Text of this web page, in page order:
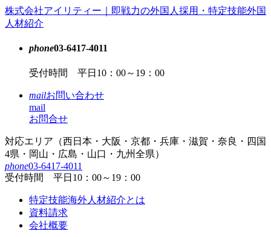
コ
ン
ッ
プ
株式会社アイリティー｜即戦力の外国人採用・特定技能外国
人材紹介
phone03-6417-4011
受付時間 平日10：00～19：00
mailお問い合わせ
mail
お問合せ
対応エリア（西日本・大阪・京都・兵庫・滋賀・奈良・四国
4県・岡山・広島・山口・九州全県）
phone03-6417-4011
受付時間 平日10：00～19：00
特定技能海外人材紹介とは
資料請求
会社概要